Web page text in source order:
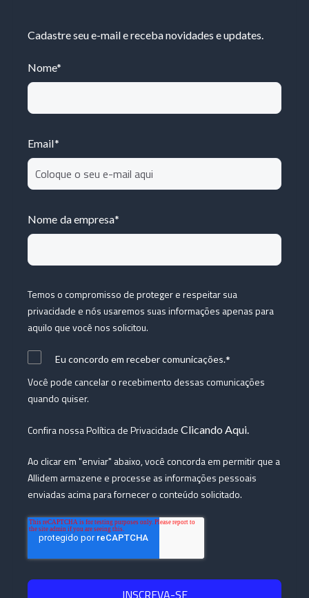
Cadastre seu e-mail e receba novidades e updates.
Nome*
Email*
Nome da empresa*
Temos o compromisso de proteger e respeitar sua
privacidade e nós usaremos suas informações apenas para
aquilo que você nos solicitou.
Eu concordo em receber comunicações.*
Você pode cancelar o recebimento dessas comunicações
quando quiser.
Confira nossa Política de Privacidade Clicando Aqui.
Ao clicar em "enviar" abaixo, você concorda em permitir que a
Allidem armazene e processe as informações pessoais
enviadas acima para fornecer o conteúdo solicitado.